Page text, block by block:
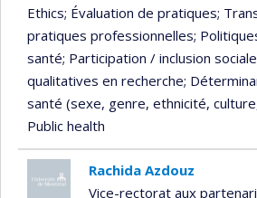
Ethics; Évaluation de pratiques;
pratiques professionnelles;
santé; Participation / inclusion sociale
qualitatives en recherche;
santé (sexe, genre, ethnicité,
Public health
Rachida Azdouz
Vice-rectorat aux